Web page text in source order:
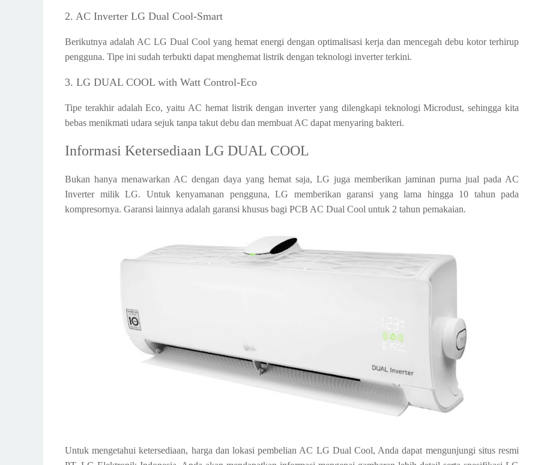
2. AC Inverter LG Dual Cool-Smart
Berikutnya adalah AC LG Dual Cool yang hemat energi dengan optimalisasi kerja dan mencegah debu kotor terhirup
pengguna. Tipe ini sudah terbukti dapat menghemat listrik dengan teknologi inverter terkini.
3. LG DUAL COOL with Watt Control-Eco
Tipe terakhir adalah Eco, yaitu AC hemat listrik dengan inverter yang dilengkapi teknologi Microdust, sehingga kita
bebas menikmati udara sejuk tanpa takut debu dan membuat AC dapat menyaring bakteri.
Informasi Ketersediaan LG DUAL COOL
Bukan hanya menawarkan AC dengan daya yang hemat saja, LG juga memberikan jaminan purna jual pada AC
Inverter milik LG. Untuk kenyamanan pengguna, LG memberikan garansi yang lama hingga 10 tahun pada
kompresornya. Garansi lainnya adalah garansi khusus bagi PCB AC Dual Cool untuk 2 tahun pemakaian.
Untuk mengetahui ketersediaan, harga dan lokasi pembelian AC LG Dual Cool, Anda dapat mengunjungi situs resmi